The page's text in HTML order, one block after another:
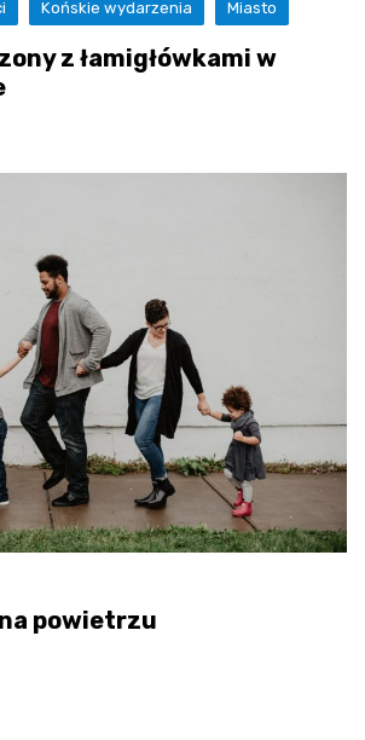
Końskie wydarzenia Miasto
z łamigłówkami w
powietrzu